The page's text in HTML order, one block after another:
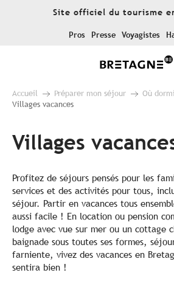
Site officiel du tourisme
Pros Presse Voyagistes
Accueil Préparer mon séjour
Où
Villages vacances
Villages
Profitez de séjours pensés pour les
services et des activités pour tous,
séjour. Partir en vacances tous
aussi facile ! En location ou pension
lodge avec vue sur mer ou un cottage
baignade sous toutes ses formes,
farniente, vivez des vacances en
sentira bien !